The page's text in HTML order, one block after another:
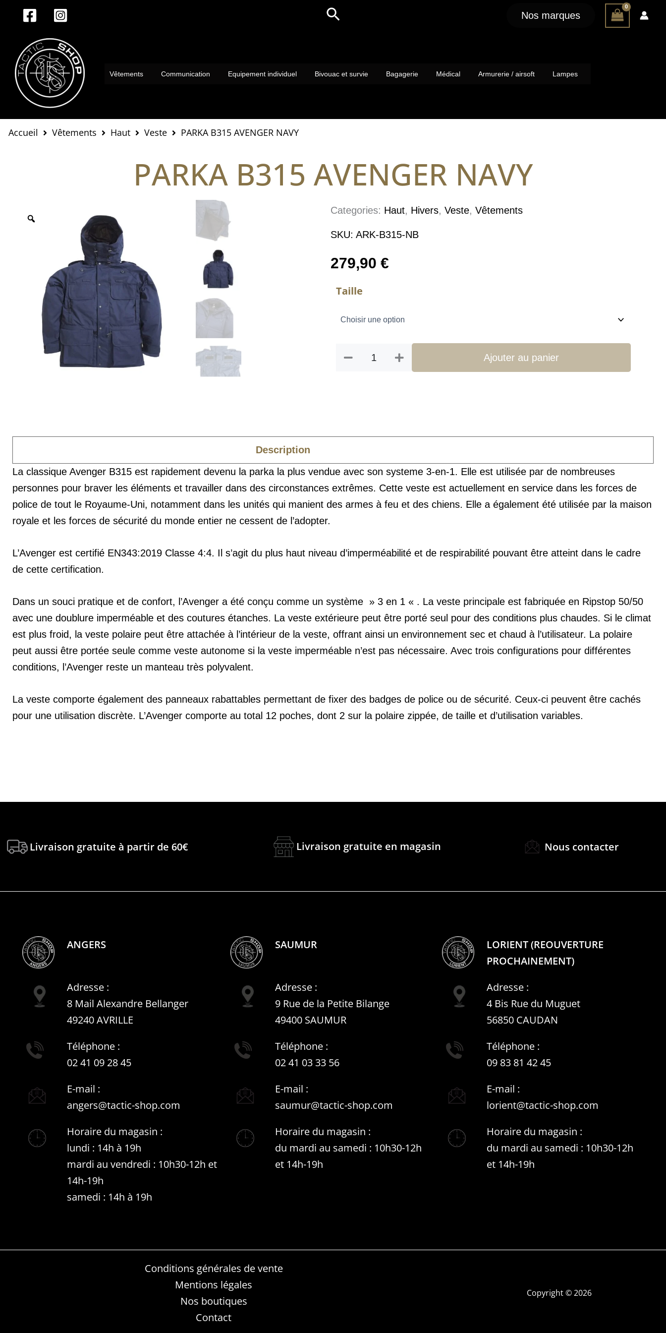
contenu
Rechercher Nos marques
Vêtements Communication Equipement individuel Bivouac et survie Bagagerie Médical Armurerie / airsoft Lampes
Accueil Vêtements Haut Veste PARKA B315 AVENGER NAVY
PARKA B315 AVENGER NAVY
Taillede
AVENGER
Ajouter au panier
Categories: Haut, Hivers,Veste,Vêtements
SKU: ARK-B315-NB
279,90€
Description
La classique Avenger B315 est rapidement devenu la parka la plus vendue avec son systeme 3-en-1. Elle est utilisée par de nombreuses
personnes pour braver les éléments et travailler dans des circonstances extrêmes. Cette veste est actuellement en service dans les forces de
police de tout le Royaume-Uni, notamment dans les unités qui manient des armes à feu et des chiens. Elle a également été utilisée par la maison
royale et les forces de sécurité du monde entier ne cessent de l’adopter.
L’Avenger est certifié EN343:2019 Classe 4:4. Il s’agit du plus haut niveau d’imperméabilité et de respirabilité pouvant être atteint dans le cadre
de cette certification.
Dans un souci pratique et de confort, l’Avenger a été conçu comme un système » 3 en 1 « . La veste principale est fabriquée en Ripstop 50/50
avec une doublure imperméable et des coutures étanches. La veste extérieure peut être porté seul pour des conditions plus chaudes. Si le climat
est plus froid, la veste polaire peut être attachée à l’intérieur de la veste, offrant ainsi un environnement sec et chaud à l’utilisateur. La polaire
peut aussi être portée seule comme veste autonome si la veste imperméable n’est pas nécessaire. Avec trois configurations pour différentes
conditions, l’Avenger reste un manteau très polyvalent.
La veste comporte également des panneaux rabattables permettant de fixer des badges de police ou de sécurité. Ceux-ci peuvent être cachés
pour une utilisation discrète. L’Avenger comporte au total 12 poches, dont 2 sur la polaire zippée, de taille et d’utilisation variables.
Livraison gratuite à partir de 60€ Livraison gratuite en magasin Nous contacter
ANGERS SAUMUR
LORIENT (REOUVERTURE
PROCHAINEMENT)
Adresse :
8 Mail Alexandre Bellanger
49240 AVRILLE
Adresse :
9 Rue de la Petite Bilange
49400 SAUMUR
Adresse :
4 Bis Rue du Muguet
56850 CAUDAN
Téléphone :
02 41 09 28 45
Téléphone :
02 41 03 33 56
Téléphone :
09 83 81 42 45
E-mail :
angers@tactic-shop.com
E-mail :
saumur@tactic-shop.com
E-mail :
lorient@tactic-shop.com
Horaire du magasin :
lundi : 14h à 19h
mardi au vendredi : 10h30-12h et
14h-19h
samedi : 14h à 19h
Horaire du magasin :
du mardi au samedi : 10h30-12h
et 14h-19h
Horaire du magasin :
du mardi au samedi : 10h30-12h
et 14h-19h
Conditions générales de vente
Mentions légales
Nos boutiques
Contact
Copyright © 2026